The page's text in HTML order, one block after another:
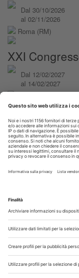
Dal 30/10/2026
al 02/11/2026
Roma (RM)
XXI
Dal 12/02/2027
al 14/02/2027